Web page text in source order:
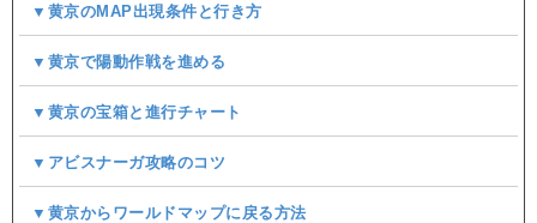
▼黄京のMAP出現条件と行き方
▼黄京で陽動作戦を進める
▼黄京の宝箱と進行チャート
▼アビスナーガ攻略のコツ
▼黄京からワールドマップに戻る方法